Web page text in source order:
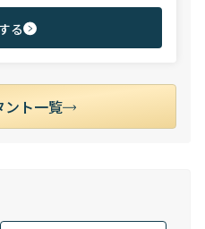
系/外資系、経験者/未経験者を
可能。
る
ント一覧